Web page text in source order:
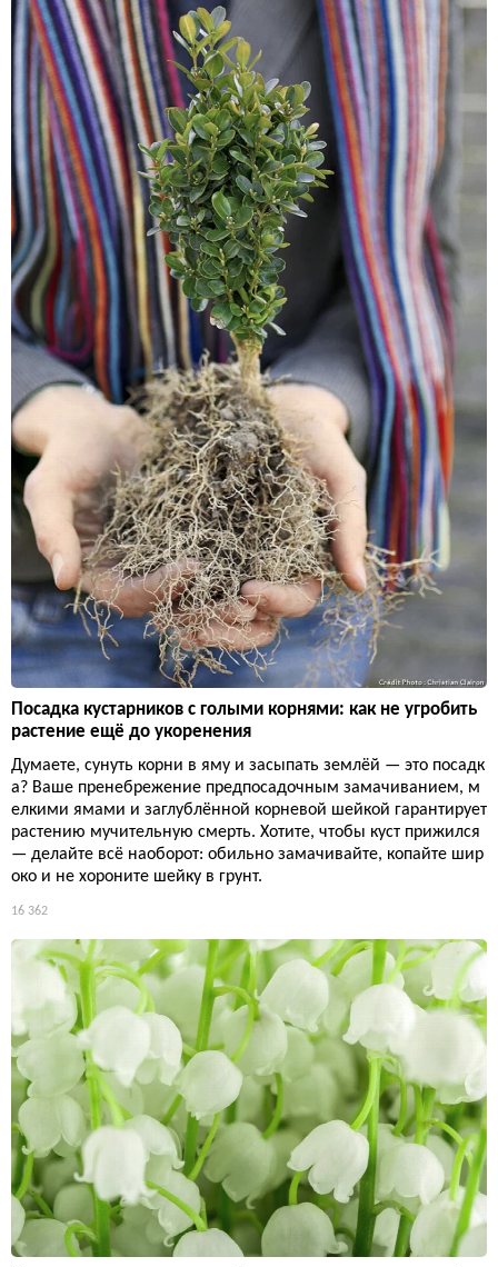
Посадка кустарников с голыми корнями: как не угробить
растение ещё до укоренения
Думаете, сунуть корни в яму и засыпать землёй — это посадк
а? Ваше пренебрежение предпосадочным замачиванием, м
елкими ямами и заглублённой корневой шейкой гарантирует
растению мучительную смерть. Хотите, чтобы куст прижился
— делайте всё наоборот: обильно замачивайте, копайте шир
око и не хороните шейку в грунт.
16 362